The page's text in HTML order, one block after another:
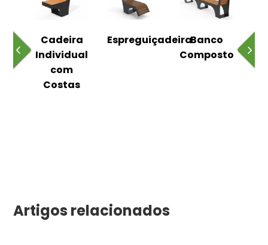
Cadeira
Individual
com
Costas
EspreguiçadeiraBanco
Composto
Artigos relacionados